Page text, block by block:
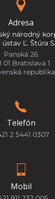
Adresa
národný
Ľ. Štúra
Panská 26
01 Bratislava 1
republika
Telefón
2 5441 0307
Mobil